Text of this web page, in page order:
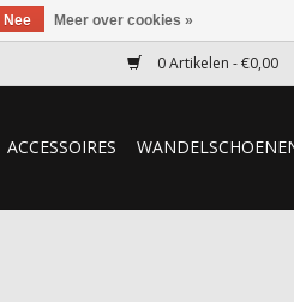
0 Artikelen - €0,00
ACCESSOIRES
Nee Meer over cookies »